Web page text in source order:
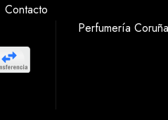
Contacto
Perfumería Coruña